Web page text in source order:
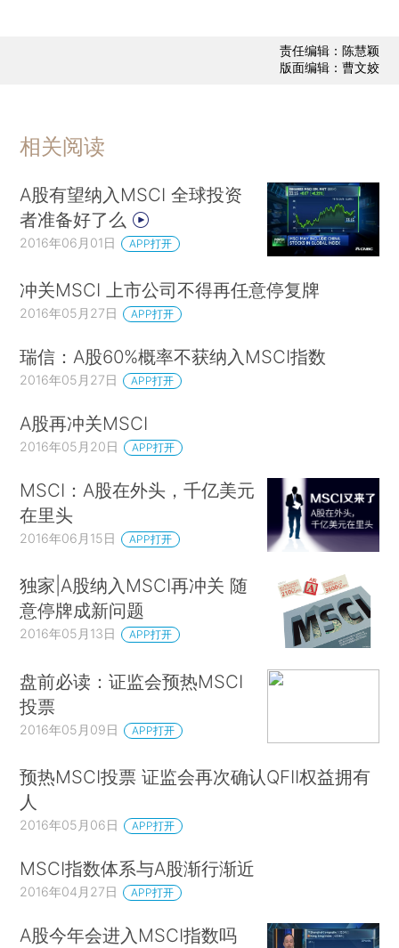
责任编辑：陈慧颖
版面编辑：曹文姣
相关阅读
A股有望纳入MSCI 全球投资
者准备好了么
2016年06月01日 APP打开
冲关MSCI 上市公司不得再任意停复牌
2016年05月27日 APP打开
瑞信：A股60%概率不获纳入MSCI指数
2016年05月27日 APP打开
A股再冲关MSCI
2016年05月20日 APP打开
MSCI：A股在外头，千亿美元
在里头
2016年06月15日 APP打开
独家|A股纳入MSCI再冲关 随
意停牌成新问题
2016年05月13日 APP打开
盘前必读：证监会预热MSCI
投票
2016年05月09日 APP打开
预热MSCI投票 证监会再次确认QFII权益拥有
人
2016年05月06日 APP打开
MSCI指数体系与A股渐行渐近
2016年04月27日 APP打开
A股今年会进入MSCI指数吗